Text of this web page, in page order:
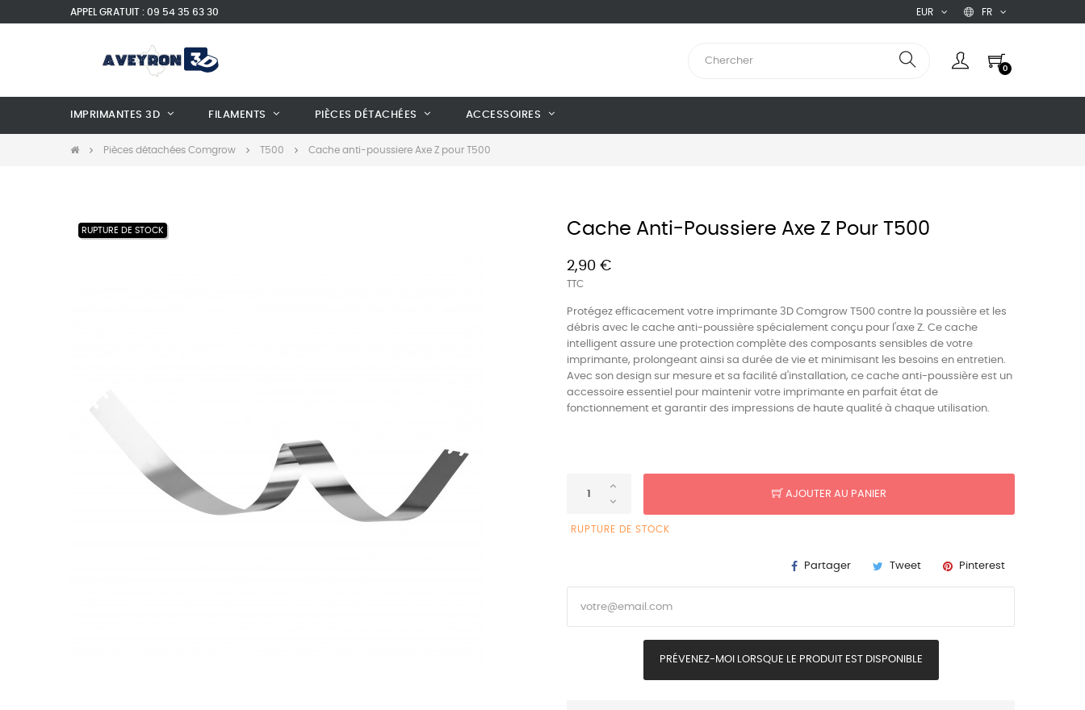
APPEL GRATUIT : 09 54 35 63 30 FR
EUR
0
IMPRIMANTES 3D FILAMENTS PIÈCES DÉTACHÉES ACCESSOIRES
Pièces détachées Comgrow T500 Cache anti-poussiere Axe Z pour T500
RUPTURE DE STOCK Cache Anti-Poussiere Axe Z Pour T500
2,90 €
TTC
Protégez efficacement votre imprimante 3D Comgrow T500 contre la poussière et les
débris avec le cache anti-poussière spécialement conçu pour l'axe Z. Ce cache
intelligent assure une protection complète des composants sensibles de votre
imprimante, prolongeant ainsi sa durée de vie et minimisant les besoins en entretien.
Avec son design sur mesure et sa facilité d'installation, ce cache anti-poussière est un
accessoire essentiel pour maintenir votre imprimante en parfait état de
fonctionnement et garantir des impressions de haute qualité à chaque utilisation.
AJOUTER AU PANIER
RUPTURE DE STOCK
Partager Tweet Pinterest
PRÉVENEZ-MOI LORSQUE LE PRODUIT EST DISPONIBLE